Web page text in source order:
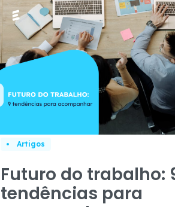
Artigos
Futuro do trabalho:
tendências para